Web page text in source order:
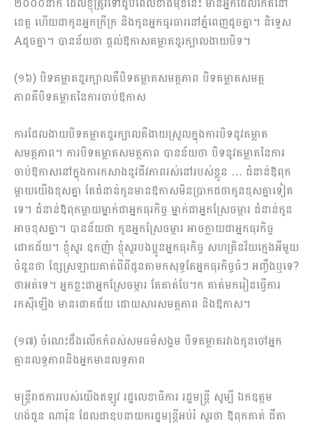
ខេត្ត ហើយជាកូនអ្នកក្រីក្រ និងកូនអ្នកធូរធារនៅភ្នំពេញ​ដូចគ្នា។ និទ្ទេស
Aដូចគ្នា។ បានន័យថា ផ្តល់ឱកាសគម្លាតខួរក្បាលងាយបិទ។
(១៦) បិទគម្លាតខួរក្បាលគឺបិទគម្លាតសមត្ថភាព ​បិទគម្លាតសមត្ថ
ភាពគឺបិទគម្លាតនៃការចាប់ឱកាស
ការដែលងាយបិទគម្លាតខួរក្បាលគឺងាយស្រួលក្នុងការបិទនូវគម្លាត
សមត្ថភាព។ ​ការបិទគម្លាតសមត្ថភាព បានន័យថា បិទនូវគម្លាតនៃការ
ចាប់ឱកាសនៅក្នុងការកសាងនូវជីវភាពរស់នៅរបស់ខ្លួន … ជំនាន់ឪពុក
ម្តាយយើងខុសគ្នា តែជំនាន់កូនមានឱកាសមិនប្រាកដថាកូនខុសគ្នាទៀត
ទេ។ ជំនាន់ឪពុកម្តាយម្នាក់ជាអ្នកធុរកិច្ច ម្នាក់ជាអ្នកស្រែចម្ការ ជំនាន់កូន
អាចខុសគ្នា។ បានន័យថា កូនអ្នកស្រែចម្ការ អាចក្លាយជាអ្នកធុរកិច្ច
ជោគជ័យ។ ​ខ្ញុំសួរ ឧក​ញ៉ា ខ្ញុំសួរបងប្អូនអ្នកធុរកិច្ច សហគ្រិនវ័យក្មេងអីមួយ
ចំនួនថា ខ្សែស្រឡាយគាត់ពីពីដូនតាមកសុទ្ធតែអ្នកធុរកិច្ចធំៗ អញ្ចឹងឬទេ?
ថាអត់ទេ។ អ្នកខ្លះជាអ្នកស្រែចម្ការ តែគាត់បែ​។ក គាត់មករៀនធ្វើការ
រកស៊ីឡើង មានជោគ​ជ័យ ដោយសារសមត្ថភាព និងឱកាស។
(១៧) ចំណេះដឹងលើកកំពស់សមធម៌សង្គម បិទគម្លាតរវាងកូនចៅអ្នក
គ្មានលទ្ធភាពនិងអ្នកមានលទ្ធភាព
មន្ត្រីរាជការរបស់យើងឥឡូវ រដ្ឋលេខាធិការ រដ្ឋមន្ត្រី សូម្បី ឯកឧត្តម
ហង់ជួន ណារ៉ុន ដែលជាឧបនាយករដ្ឋមន្រ្តីអប់រំ សួរថា ឪពុកគាត់ ជីតា